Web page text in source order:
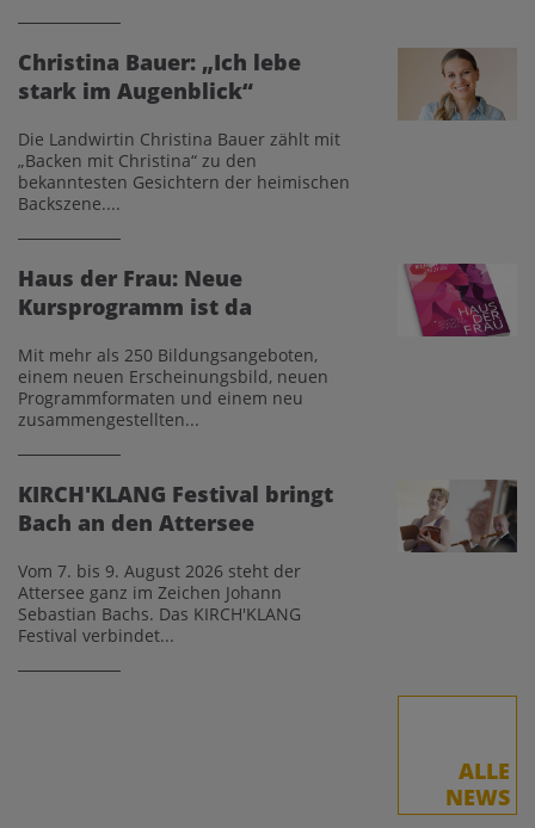
Christina Bauer: „Ich lebe
stark im Augenblick“
Die Landwirtin Christina Bauer zählt mit
„Backen mit Christina“ zu den
bekanntesten Gesichtern der heimischen
Backszene....
Haus der Frau: Neue
Kursprogramm ist da
Mit mehr als 250 Bildungsangeboten,
einem neuen Erscheinungsbild, neuen
Programmformaten und einem neu
zusammengestellten...
KIRCH'KLANG Festival bringt
Bach an den Attersee
Vom 7. bis 9. August 2026 steht der
Attersee ganz im Zeichen Johann
Sebastian Bachs. Das KIRCH'KLANG
Festival verbindet...
ALLE
NEWS